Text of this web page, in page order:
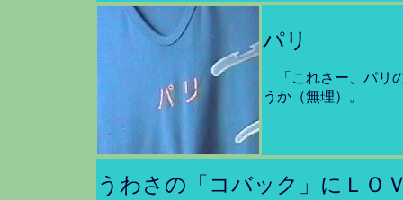
パリ
「これさー、パリ
うか（無理）。
うわさの「コバック」にＬＯ